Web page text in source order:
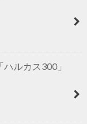
ルカス300」